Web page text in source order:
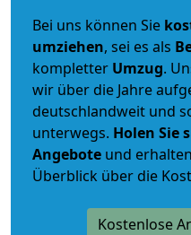
Bei uns können Sie
umziehen, sei es als
kompletter Umzug.
wir über die Jahre
deutschlandweit und
unterwegs. Holen Sie
Angebote und
Überblick über die
Kostenlose